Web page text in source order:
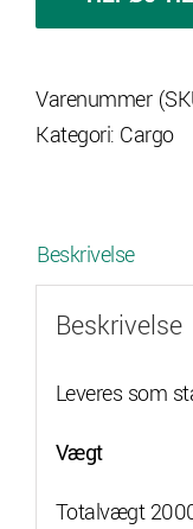
trailer
med
Varenummer
Kategori: Cargo
Beskrivelse
Beskrivelse
Leveres som
Vægt
Totalvægt